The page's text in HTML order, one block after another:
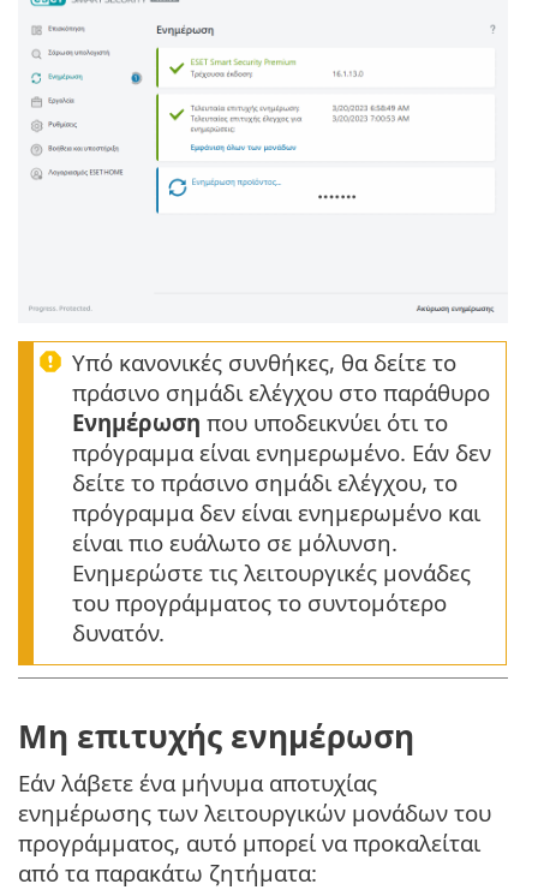
Υπό κανονικές συνθήκες, θα δείτε το
πράσινο σημάδι ελέγχου στο παράθυρο
Ενημέρωση που υποδεικνύει ότι το
πρόγραμμα είναι ενημερωμένο. Εάν δεν
δείτε το πράσινο σημάδι ελέγχου, το
πρόγραμμα δεν είναι ενημερωμένο και
είναι πιο ευάλωτο σε μόλυνση.
Ενημερώστε τις λειτουργικές μονάδες
του προγράμματος το συντομότερο
δυνατόν.
Μη επιτυχής ενημέρωση
Εάν λάβετε ένα μήνυμα αποτυχίας
ενημέρωσης των λειτουργικών μονάδων του
προγράμματος, αυτό μπορεί να προκαλείται
από τα παρακάτω ζητήματα: